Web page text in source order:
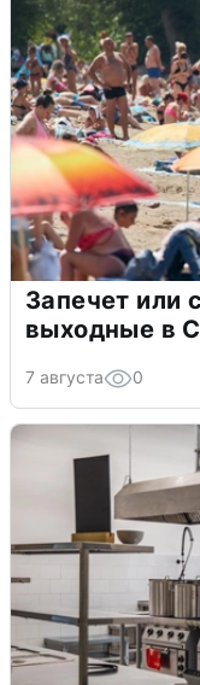
Запечет или
выходные в
7 августа 0